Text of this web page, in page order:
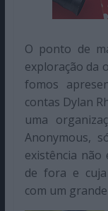
O ponto de
exploração da
fomos
contas Dylan
uma
Anonymous,
existência não
de fora e
com um